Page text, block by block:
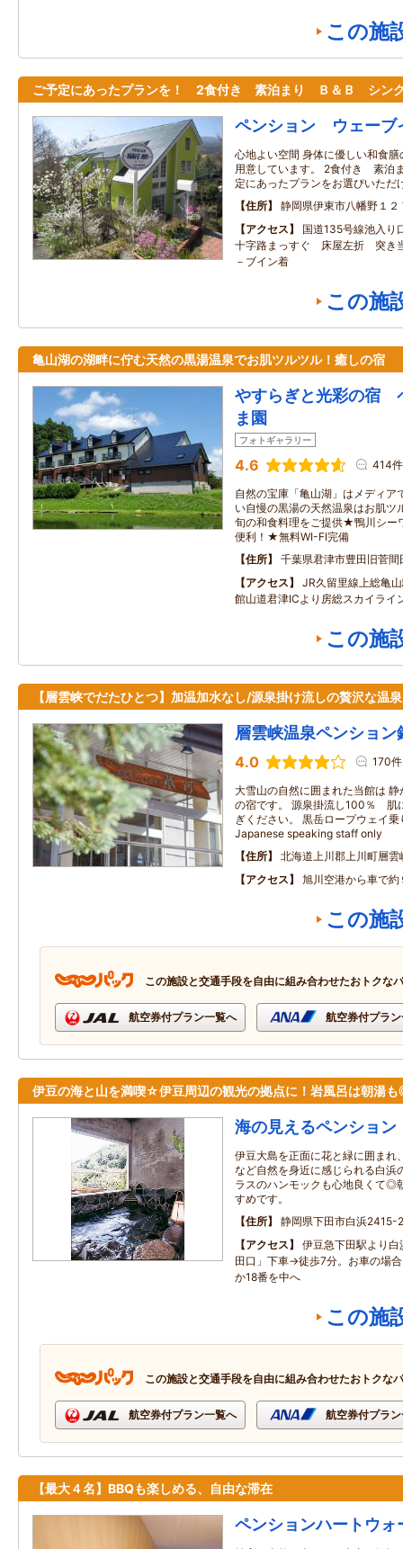
この施
ご予定にあったプランを！ 2食付き 素泊まり Ｂ＆Ｂ シン
ペンション ウェーブ
心地よい空間 身体に優しい和食
用意しています。 2食付き 素
定にあったプランをお選びいただ
住所
静岡県伊東市八幡野１２
アクセス
国道135号線池入
十字路まっすぐ 床屋左折 突き
－ブイン着
この施
亀山湖の湖畔に佇む天然の黒湯温泉でお肌ツルツル！癒しの宿
やすらぎと光彩の宿
ま園
フォトギャラリー
4.6 414件
自然の宝庫「亀山湖」はメディ
い自慢の黒湯の天然温泉はお肌
旬の和食料理をご提供★鴨川シー
便利！★無料WI-FI完備
住所
千葉県君津市豊田旧菅間
アクセス
JR久留里線上総亀
館山道君津ICより房総スカイライ
この施
【層雲峡でだたひとつ】加温加水なし/源泉掛け流しの贅沢な温泉
層雲峡温泉ペンション
4.0 170件
大雪山の自然に囲まれた当館は
の宿です。 源泉掛流し100％ 肌
ぎください。 黒岳ロープウェイ
Japanese speaking staff only
住所
北海道上川郡上川町層雲
アクセス
旭川空港から車で約
この施
この施設と交通手段を自由に組み合わせたおトクな
航空券付プラン一覧へ 航空券付プラ
伊豆の海と山を満喫☆伊豆周辺の観光の拠点に！岩風呂は朝湯
海の見えるペンショ
伊豆大島を正面に花と緑に囲まれ
など自然を身近に感じられる白浜
ラスのハンモックも心地良くて◎
すめです。
住所
静岡県下田市白浜2415-2
アクセス
伊豆急下田駅より
田口」下車→徒歩7分。お車の場
か18番を中へ
この施
この施設と交通手段を自由に組み合わせたおトクな
航空券付プラン一覧へ 航空券付プラ
【最大４名】BBQも楽しめる、自由な滞在
ペンションハートウォ